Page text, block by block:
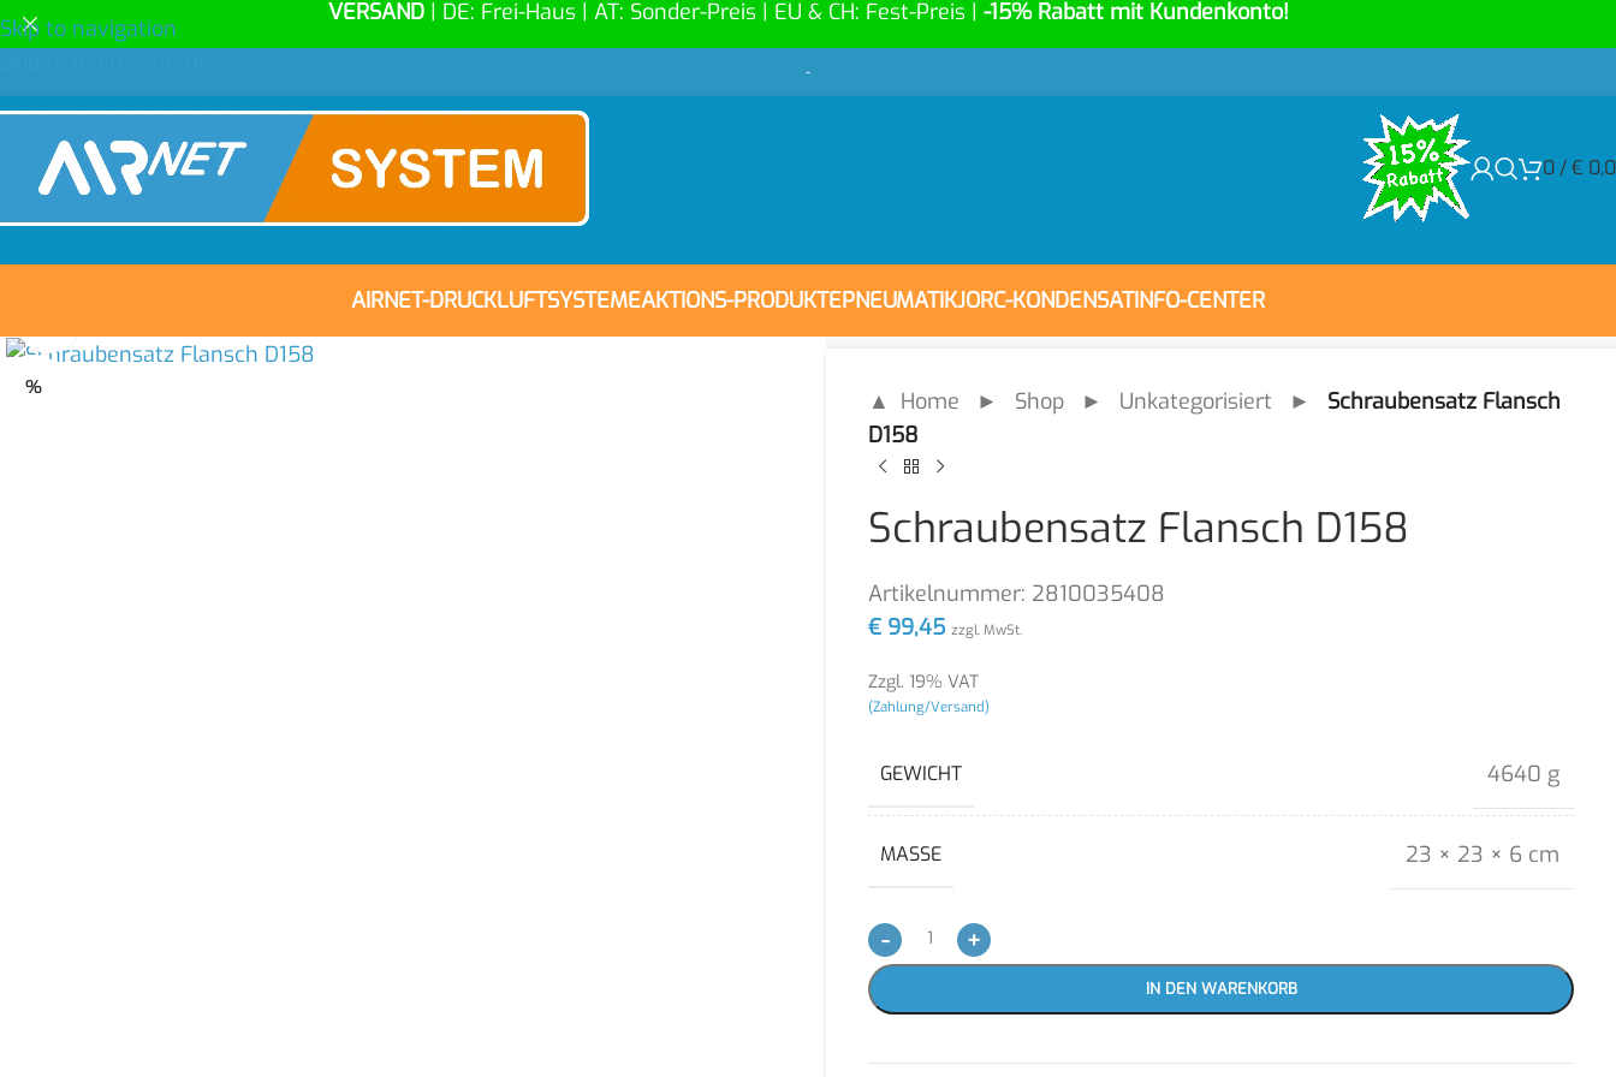
Skip to navigation
VERSAND | DE: Frei-Haus | AT: Sonder-Preis | EU & CH: Fest-Preis | -15% Rabatt mit Kundenkonto!
-
0 /€
AIRNET-DRUCKLUFTSYSTEMEAKTIONS-PRODUKTEPNEUMATIKJORC-KONDENSATINFO-CENTER
% ▲ Home ► Shop ► Unkategorisiert ► Schraubensatz Flansch
D158
Schraubensatz Flansch D158
Artikelnummer: 2810035408
€ 99,45 zzgl. MwSt.
Zzgl. 19% VAT
(Zahlung/Versand)
GEWICHT 4640 g
MASSE 23 × 23 × 6 cm
- +
IN DEN WARENKORB